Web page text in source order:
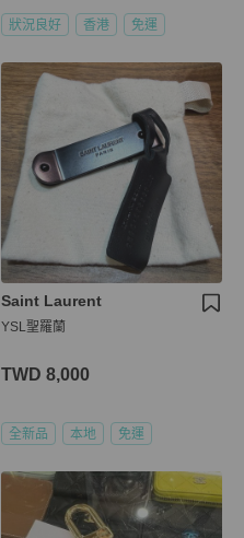
狀況良好 香港 免運
Saint Laurent
YSL聖羅蘭
TWD 8,000
全新品 本地 免運